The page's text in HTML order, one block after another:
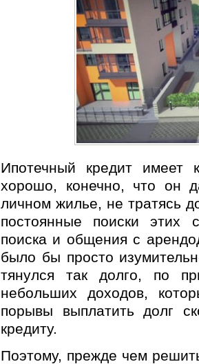
Ипотечный кредит
хорошо, конечно, что он
личном жилье, не тратясь
постоянные поиски этих
поиска и общения с
было бы просто
тянулся так долго, по
небольших доходов,
порывы выплатить долг
кредиту.
Поэтому, прежде чем